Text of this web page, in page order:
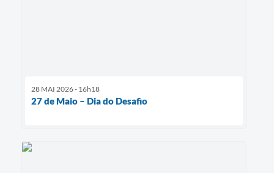
28 MAI 2026 - 16h18
27 de Maio – Dia do Desafio